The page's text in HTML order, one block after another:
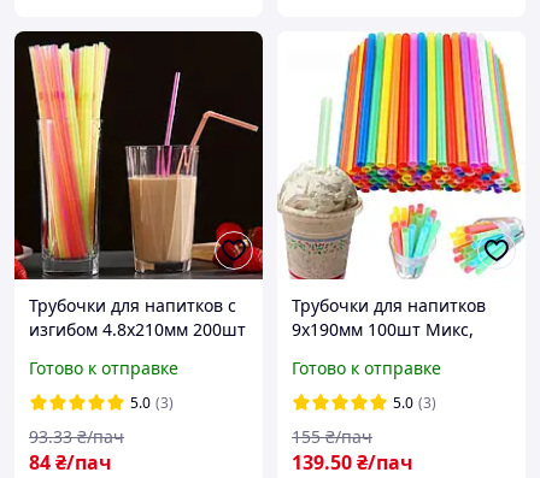
Трубочки для напитков с
изгибом 4.8х210мм 200шт
соломки Гофра с гофрой
коленом коктейльные
Готово к отправке
5.0 (3)
84₴/пач
93.33 ₴/пач
Трубочки для напитков
9х190мм 100шт Микс,
сока и коктейлей
пластиковые широкие
Готово к отправке
5.0 (3)
139.50₴/пач
155 ₴/пач